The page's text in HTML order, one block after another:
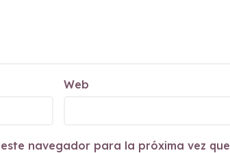
Web
navegador para la próxima vez que